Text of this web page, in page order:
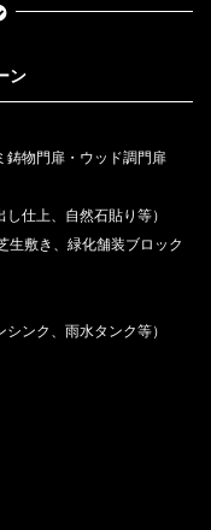
』No.89に掲載されま
）・3/20（日）・
3/13（日）【首都圏】
12（土）・2/13（日）
15（土）】
1/16（日）【首都圏】
ン
鋳物門扉・ウッド調門扉
仕上、自然石貼り等）
生敷き、緑化舗装ブロック
ンク、雨水タンク等）